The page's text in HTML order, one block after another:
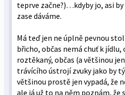
teprve začne?)…kdyby jo, asi
zase dáváme.
Má teď jen ne úplně pevnou
břicho, občas nemá chuť k jídlu,
roztěkaný, občas (a většinou
trávícího ústrojí zvuky jako by
většinou prostě jen vypadá, že
ale já už to na něm poznám, že